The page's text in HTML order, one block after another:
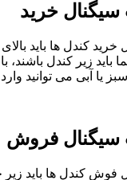
خرید
کندل ها باید
باید زیر کندل
یا آبی می توانید
سیگنال فروش
فوش کندل ها باید زیر